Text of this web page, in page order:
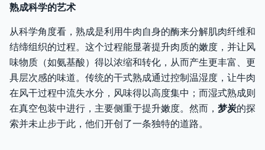
熟成科学的艺术
从科学角度看，熟成是利用牛肉自身的酶来分解肌肉纤维和
结缔组织的过程。这个过程能显著提升肉质的嫩度，并让风
味物质（如氨基酸）得以浓缩和转化，从而产生更丰富、更
具层次感的味道。传统的干式熟成通过控制温湿度，让牛肉
在风干过程中流失水分，风味得以高度集中；而湿式熟成则
在真空包装中进行，主要侧重于提升嫩度。然而， 梦炭的探
索并未止步于此，他们开创了一条独特的道路。